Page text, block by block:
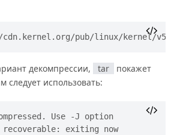
pub/linux/kernel/
декомпрессии, tar
покажет
следует использовать:
Use -J option
tar: Error is not recoverable: exiting now